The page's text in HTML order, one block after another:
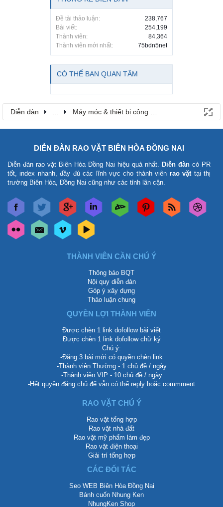
Đề tài thảo luận:
238,767
Bài viết:
254,199
Thành viên:
84,364
Thành viên mới nhất:
75bdn5net
CÓ THỂ BẠN QUAN TÂM
Diễn đàn Máy móc & thiết bị công nông nghiệp
DIỄN ĐÀN RAO VẶT BIÊN HÒA ĐỒNG NAI
Diễn đàn rao vặt Biên Hòa Đồng Nai hiệu quả nhất. Diễn đàn có PR
tốt, index nhanh, đầy đủ các lĩnh vực cho thành viên rao vặt tại thị
trường Biên Hòa, Đồng Nai cũng như các tỉnh lân cận.
THÀNH VIÊN CẦN CHÚ Ý
Thông báo BQT
Nội quy diễn đàn
Góp ý xây dựng
Thảo luận chung
QUYỀN LỢI THÀNH VIÊN
Được chèn 1 link dofollow bài viết
Được chèn 1 link dofollow chữ ký
Chú ý:
-Đăng 3 bài mới có quyền chèn link
-Thành viên Thường - 1 chủ đề / ngày
-Thành viên VIP - 10 chủ đề / ngày
-Hết quyền đăng chủ để vẫn có thể reply hoặc commment
RAO VẶT CHÚ Ý
Rao vặt tổng hợp
Rao vặt nhà đất
Rao vặt mỹ phẩm làm đẹp
Rao vặt điện thoại
Giải trí tổng hợp
CÁC ĐỐI TÁC
Seo WEB Biên Hòa Đồng Nai
Bánh cuốn Nhung Ken
NhungKen Shop